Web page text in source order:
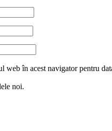
web în acest navigator pentru
noi.